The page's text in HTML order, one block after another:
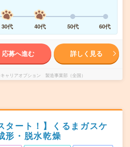
30代 40代 50代 60代
応募へ進む 詳しく見る
ャリアオプション 製造事業部（全国）
タート！】くるまガスケ
形・脱水乾燥